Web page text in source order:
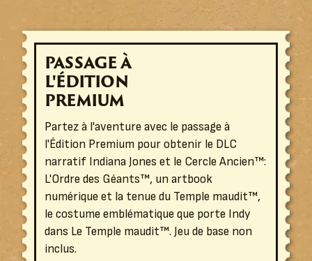
PASSAGE À
L'ÉDITION
PREMIUM
Partez à l'aventure avec le passage à
l'Édition Premium pour obtenir le DLC
narratif Indiana Jones et le Cercle Ancien™:
L'Ordre des Géants™, un artbook
numérique et la tenue du Temple maudit™,
le costume emblématique que porte Indy
dans Le Temple maudit™. Jeu de base non
inclus.